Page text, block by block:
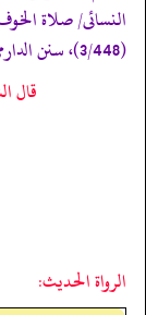
(3/448)، سنن الدارمی/الصلاة 185 (1563) (صحیح)»
قال
الرواة الحديث: